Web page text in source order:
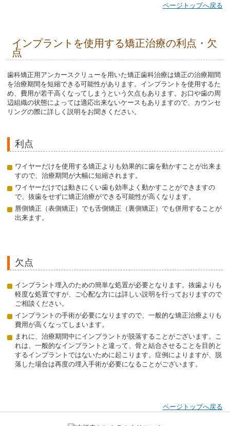
ページトップへ戻る
インプラントを使用する矯正治療の利点・欠
点
歯科矯正用アンカースクリューを用いた矯正歯科治療は矯正の治療期間
を治療期間を短縮できる可能性があります。インプラントを使用するた
め、費用が若干高くなってしまうという欠点もあります。お口や歯の周
辺組織の状態によっては適応出来ないケースもありますので、カウンセ
リングの際に詳しく説明をお聞きください。
利点
ワイヤーだけを使用する矯正よりも効果的に歯を動かすことが出来ま
すので、治療期間が大幅に短縮されます。
ワイヤーだけでは動きにくい歯も効率よく動かすことができますの
で、抜歯をせずに矯正治療ができる可能性が高くなります。
唇側矯正（表側矯正）でも舌側矯正（裏側矯正）でも併用することが
出来ます。
欠点
インプラント埋入のための簡単な処置が必要となります。抜歯よりも
軽度な処置ですが、ご心配な方には詳しい説明を行っておりますので
ご相談ください。
インプラントの手術が必要になりますので、一般的な矯正治療よりも
費用が高くなってしまいます。
まれに、治療期間中にインプラントが脱落することがございます。こ
れは、一般的なインプラントと違って、骨と結合させることを目的と
するインプラントではないために起こります。症例によりますが、脱
落した場合は再度の埋入手術が必要になることがございます。
ページトップへ戻る